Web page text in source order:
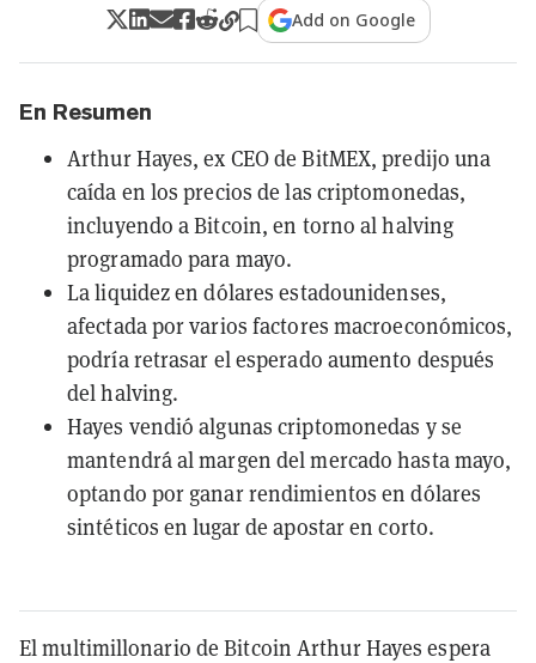
Add on Google
En Resumen
Arthur Hayes, ex CEO de BitMEX, predijo una
caída en los precios de las criptomonedas,
incluyendo a Bitcoin, en torno al halving
programado para mayo.
La liquidez en dólares estadounidenses,
afectada por varios factores macroeconómicos,
podría retrasar el esperado aumento después
del halving.
Hayes vendió algunas criptomonedas y se
mantendrá al margen del mercado hasta mayo,
optando por ganar rendimientos en dólares
sintéticos en lugar de apostar en corto.
El multimillonario de Bitcoin Arthur Hayes espera